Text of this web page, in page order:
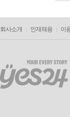
회사소개 인재채용 이